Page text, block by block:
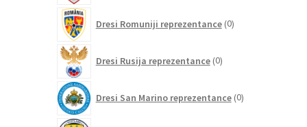
Dresi Romuniji reprezentance 0izdelkov
Dresi Rusija reprezentance 0izdelkov
Dresi San Marino reprezentance 0izdelkov